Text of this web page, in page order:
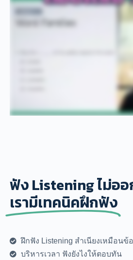
ฟัง Listening ไม่อ
เรามีเทคนิคฝึกฟัง
ฝึกฟัง Listening สําเนียงเหมือนข้
บริหารเวลา ฟังยังไงให้ตอบทัน